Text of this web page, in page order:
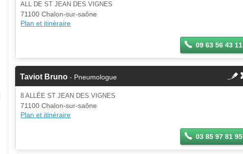
ALL DE ST JEAN DES VIGNES
71100 Chalon-sur-saône
Plan et itinéraire
09 63 56 43 11
Taviot Bruno - Pneumologue
8 ALLÉE ST JEAN DES VIGNES
71100 Chalon-sur-saône
Plan et itinéraire
03 85 97 81 95